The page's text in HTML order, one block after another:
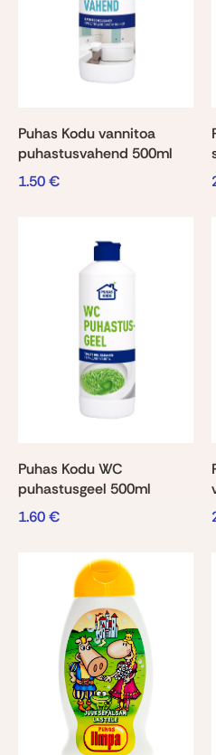
Puhas Kodu vannitoa
puhastusvahend 500ml
1.50€
Puhas Kodu WC
puhastusgeel 500ml
1.60€